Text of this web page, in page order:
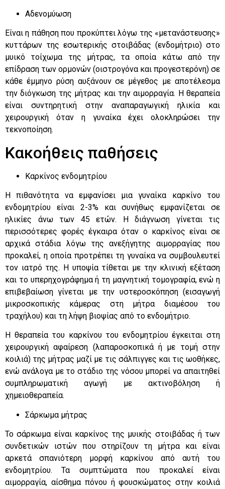
Αδενομύωση
Είναι η πάθηση που προκύπτει λόγω της «μετανάστευσης»
κυττάρων της εσωτερικής στοιβάδας (ενδομήτριο) στο
μυικό τοίχωμα της μήτρας, τα οποία κάτω από την
επίδραση των ορμονών (οιστρογόνα και προγεστερόνη) σε
κάθε έμμηνο ρύση αυξάνουν σε μέγεθος με αποτέλεσμα
την διόγκωση της μήτρας και την αιμορραγία. Η θεραπεία
είναι συντηρητική στην αναπαραγωγική ηλικία και
χειρουργική όταν η γυναίκα έχει ολοκληρώσει την
τεκνοποίηση.
Κακοήθεις παθήσεις
Καρκίνος ενδομητρίου
Η πιθανότητα να εμφανίσει μια γυναίκα καρκίνο του
ενδομητρίου είναι 2-3% και συνήθως εμφανίζεται σε
ηλικίες άνω των 45 ετών. Η διάγνωση γίνεται τις
περισσότερες φορές έγκαιρα όταν ο καρκίνος είναι σε
αρχικά στάδια λόγω της ανεξήγητης αιμορραγίας που
προκαλεί, η οποία προτρέπει τη γυναίκα να συμβουλευτεί
τον ιατρό της. Η υποψία τίθεται με την κλινική εξέταση
και το υπερηχογράφημα ή τη μαγνητική τομογραφία, ενώ η
επιβεβαίωση γίνεται με την υστεροσκόπηση (εισαγωγή
μικροσκοπικής κάμερας στη μήτρα διαμέσου του
τραχήλου) και τη λήψη βιοψίας από το ενδομήτριο.
Η θεραπεία του καρκίνου του ενδομητρίου έγκειται στη
χειρουργική αφαίρεση (λαπαροσκοπικά ή με τομή στην
κοιλιά) της μήτρας μαζί με τις σάλπιγγες και τις ωοθήκες,
ενώ ανάλογα με το στάδιο της νόσου μπορεί να απαιτηθεί
συμπληρωματική αγωγή με ακτινοβόληση ή
χημειοθεραπεία.
Σάρκωμα μήτρας
Το σάρκωμα είναι καρκίνος της μυικής στοιβάδας ή των
συνδετικών ιστών που στηρίζουν τη μήτρα και είναι
αρκετά σπανιότερη μορφή καρκίνου από αυτή του
ενδομητρίου. Τα συμπτώματα που προκαλεί είναι
αιμορραγία, αίσθημα πόνου ή φουσκώματος στην κοιλιά